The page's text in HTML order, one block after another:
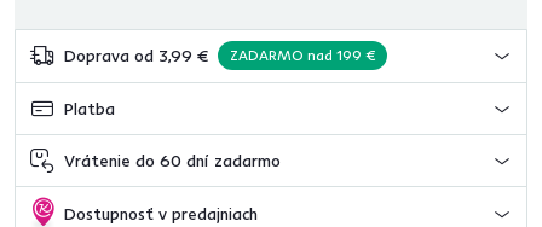
Doprava od 3,99 € ZADARMO nad 199 €
Platba
Vrátenie do 60 dní zadarmo
Dostupnosť v predajniach